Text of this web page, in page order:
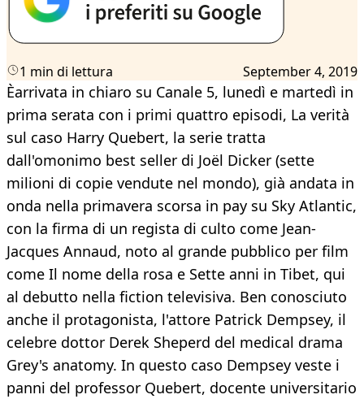
1 min di lettura September 4, 2019
Èarrivata in chiaro su Canale 5, lunedì e martedì in
prima serata con i primi quattro episodi, La verità
sul caso Harry Quebert, la serie tratta
dall'omonimo best seller di Joël Dicker (sette
milioni di copie vendute nel mondo), già andata in
onda nella primavera scorsa in pay su Sky Atlantic,
con la firma di un regista di culto come Jean-
Jacques Annaud, noto al grande pubblico per film
come Il nome della rosa e Sette anni in Tibet, qui
al debutto nella fiction televisiva. Ben conosciuto
anche il protagonista, l'attore Patrick Dempsey, il
celebre dottor Derek Sheperd del medical drama
Grey's anatomy. In questo caso Dempsey veste i
panni del professor Quebert, docente universitario